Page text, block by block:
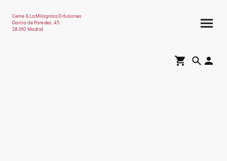
Ceme & La Milagrosa Difusiones
García de Paredes, 45
28.010 Madrid